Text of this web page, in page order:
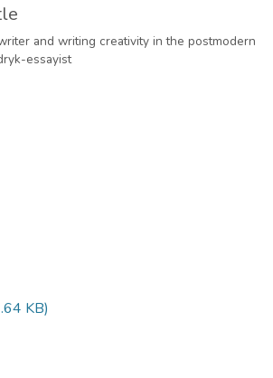
and writing creativity in the postmodern
essayist
KB)